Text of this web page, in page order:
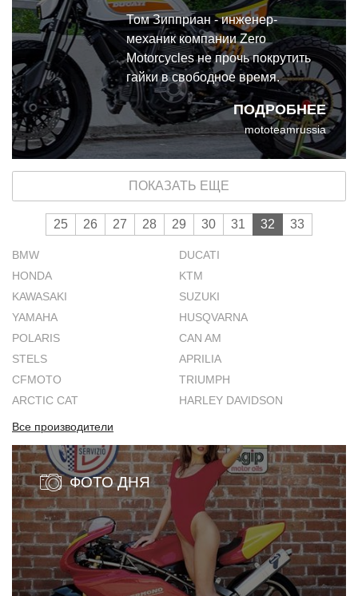
ПОДРОБНЕЕ
Том Зипприан - инженер-
механик компании Zero
Motorcycles не прочь покрутить
гайки в свободное время.
Недавно он закончил
превращать свой Ducati
Scrambler в кастом стрит-трекер,
и результат с трудом отличим от
заводских мотоциклов.
mototeamrussia
ПОКАЗАТЬ ЕЩЕ
25 26 27 28 29 30 31 32 33
BMW
DUCATI
HONDA
KTM
KAWASAKI
SUZUKI
YAMAHA
HUSQVARNA
POLARIS
CAN AM
STELS
APRILIA
CFMOTO
TRIUMPH
ARCTIC CAT
HARLEY DAVIDSON
Все производители
ФОТО ДНЯ